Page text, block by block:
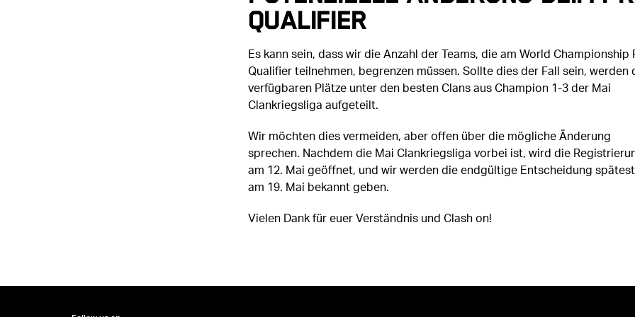
Qualifier
Es kann sein, dass wir die Anzahl der Teams, die am World Championship
Qualifier teilnehmen, begrenzen müssen. Sollte dies der Fall sein, werden
verfügbaren Plätze unter den besten Clans aus Champion 1-3 der Mai
Clankriegsliga aufgeteilt.
Wir möchten dies vermeiden, aber offen über die mögliche Änderung
sprechen. Nachdem die Mai Clankriegsliga vorbei ist, wird die
am 12. Mai geöffnet, und wir werden die endgültige Entscheidung
am 19. Mai bekannt geben.
Vielen Dank für euer Verständnis und Clash on!